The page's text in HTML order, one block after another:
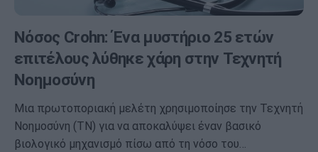
Νόσος Crohn: Ένα μυστήριο 25 ετών
επιτέλους λύθηκε χάρη στην Τεχνητή
Νοημοσύνη
Μια πρωτοποριακή μελέτη χρησιμοποίησε την Τεχνητή
Νοημοσύνη (ΤΝ) για να αποκαλύψει έναν βασικό
βιολογικό μηχανισμό πίσω από τη νόσο του…